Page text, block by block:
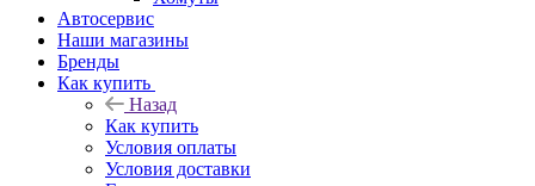
Автосервис
Наши магазины
Бренды
Как купить
Назад
Как купить
Условия оплаты
Условия доставки